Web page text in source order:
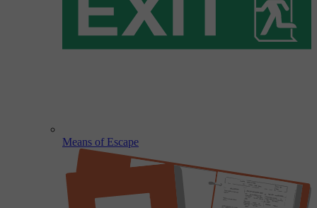
Means of Escape